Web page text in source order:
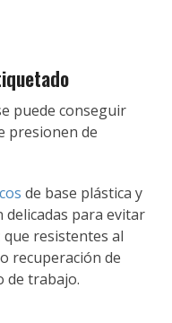
puede conseguir
presionen de
de base plástica y
delicadas para evitar
que resistentes al
recuperación de
de trabajo.